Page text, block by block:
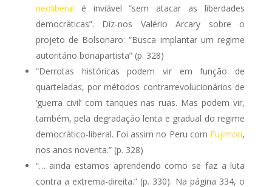
neoliberal é inviável “sem atacar as liberdades
democráticas”. Diz-nos Valério Arcary sobre o
projeto de Bolsonaro: “Busca implantar um regime
autoritário bonapartista” (p. 328)
“Derrotas históricas podem vir em função de
quarteladas, por métodos contrarrevolucionários de
‘guerra civil’ com tanques nas ruas. Mas podem vir,
também, pela degradação lenta e gradual do regime
democrático-liberal. Foi assim no Peru com Fujimori,
nos anos noventa.” (p. 328)
“… ainda estamos aprendendo como se faz a luta
contra a extrema-direita.” (p. 330). Na página 334, o